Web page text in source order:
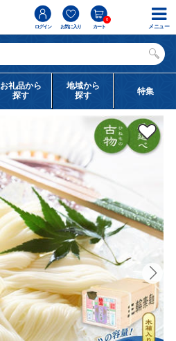
ログイン お気に入り カート
0
お礼品から
探す
地域から
探す
特集
メニュー